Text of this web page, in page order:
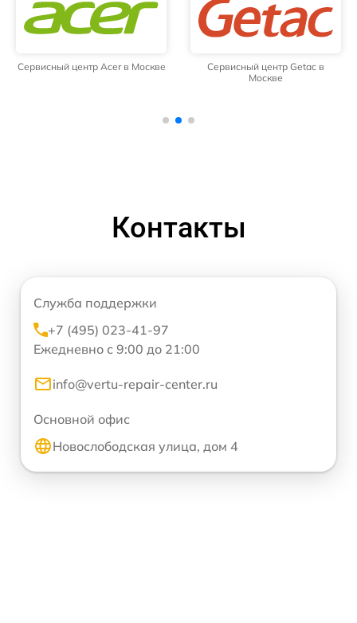
Сервисный центр Acer в Москве
Сервисный центр Getac в
Москве
Контакты
Служба поддержки
+7 (495) 023-41-97
Ежедневно с 9:00 до 21:00
info@vertu-repair-center.ru
Основной офис
Новослободская улица, дом 4